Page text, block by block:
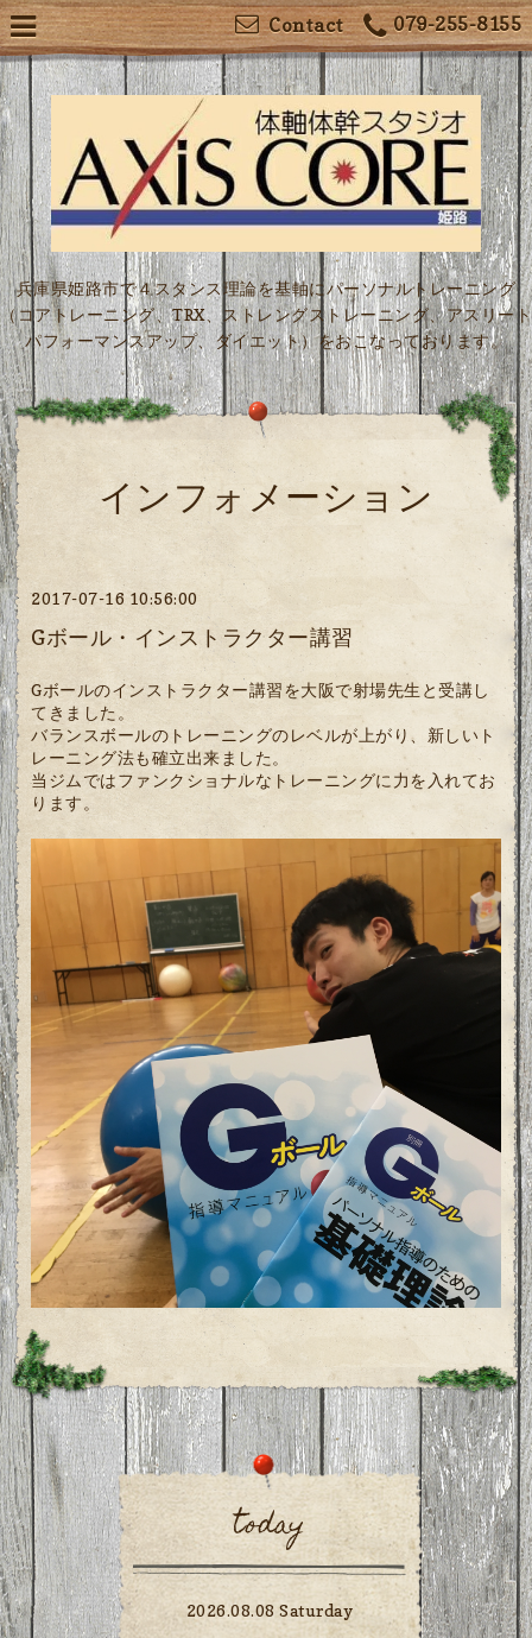
079-255-8155
Contact
兵庫県姫路市で４スタンス理論を基軸にパーソナルトレーニング
（コアトレーニング、TRX、ストレングストレーニング、アスリート
パフォーマンスアップ、ダイエット）をおこなっております。
インフォメーション
2017-07-16 10:56:00
Gボール・インストラクター講習
Gボールのインストラクター講習を大阪で射場先生と受講し
てきました。
バランスボールのトレーニングのレベルが上がり、新しいト
レーニング法も確立出来ました。
当ジムではファンクショナルなトレーニングに力を入れてお
ります。
today
2026.08.08 Saturday